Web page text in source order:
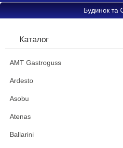
Будинок та
Каталог
AMT Gastroguss
Ardesto
Asobu
Atenas
Ballarini